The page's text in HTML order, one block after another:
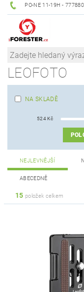
PO-NE 11-19H -
LEOFOTO
NA SKLADĚ
524Kč
NEJLEVNĚJŠÍ
ABECEDNĚ
15 položek celkem